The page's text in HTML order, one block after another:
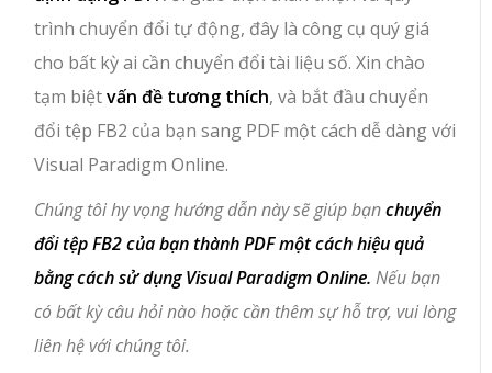
trình chuyển đổi tự động, đây là công cụ quý giá
cho bất kỳ ai cần chuyển đổi tài liệu số. Xin chào
tạm biệtvấn đề tương thích, và bắt đầu chuyển
đổi tệp FB2 của bạn sang PDF một cách dễ dàng với
Visual Paradigm Online.
Chúng tôi hy vọng hướng dẫn này sẽ giúp bạnchuyển
đổi tệp FB2 của bạn thành PDF một cách hiệu quả
bằng cách sử dụng Visual Paradigm Online. Nếu bạn
có bất kỳ câu hỏi nào hoặc cần thêm sự hỗ trợ, vui lòng
liên hệ với chúng tôi.